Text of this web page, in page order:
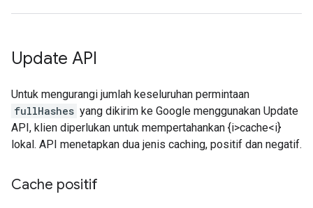
Update API
Untuk mengurangi jumlah keseluruhan permintaan
fullHashes yang dikirim ke Google menggunakan Update
API, klien diperlukan untuk mempertahankan {i>cache<i}
lokal. API menetapkan dua jenis caching, positif dan negatif.
Cache positif